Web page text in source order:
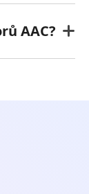
AAC?